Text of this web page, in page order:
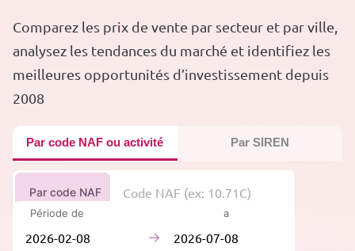
Comparez les prix de vente par secteur et par ville,
analysez les tendances du marché et identifiez les
meilleures opportunités d’investissement depuis
2008
Par code NAF ou activité Par SIREN
Par code NAF
Période de à
→